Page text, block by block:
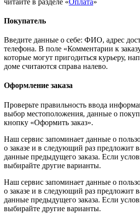
Покупатель
Введите данные о себе: ФИО, адрес
телефона. В поле «Комментарии к
которые могут пригодиться курьеру,
доме считаются справа налево.
Оформление заказа
Проверьте правильность ввода
выбор местоположения, данные о
кнопку «Оформить заказ».
Наш сервис запоминает данные о
о заказе и в следующий раз предложит
данные предыдущего заказа. Если
выбирайте другие варианты.
Наш сервис запоминает данные о
о заказе и в следующий раз предложит
данные предыдущего заказа. Если
выбирайте другие варианты.